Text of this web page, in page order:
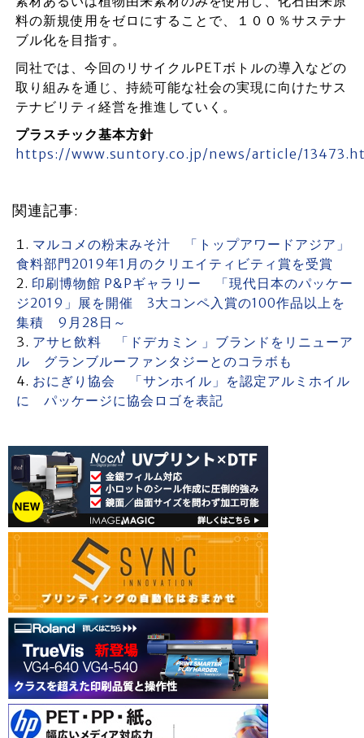
料の新規使用をゼロにすることで、１００％サステナ
ブル化を目指す。
同社では、今回のリサイクルPETボトルの導入などの
取り組みを通じ、持続可能な社会の実現に向けたサス
テナビリティ経営を推進していく。
プラスチック基本方針
https://www.suntory.co.jp/news/article/
関連記事:
マルコメの粉末みそ汁 「トップアワードアジア」
食料部門2019年1月のクリエイティビティ賞を受賞
印刷博物館 P&Pギャラリー 「現代日本のパッケー
ジ2019」展を開催 3大コンペ入賞の100作品以上を
集積 9月28日～
アサヒ飲料 「ドデカミン 」ブランドをリニューア
ル グランブルーファンタジーとのコラボも
おにぎり協会 「サンホイル」を認定アルミホイル
に パッケージに協会ロゴを表記